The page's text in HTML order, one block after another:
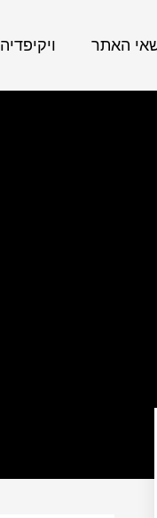
האתר ויקיפדיה